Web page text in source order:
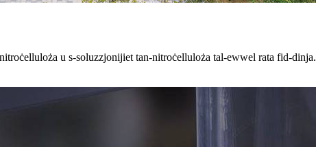
u s-soluzzjonijiet tan-nitroċelluloża tal-ewwel rata fid-dinja.